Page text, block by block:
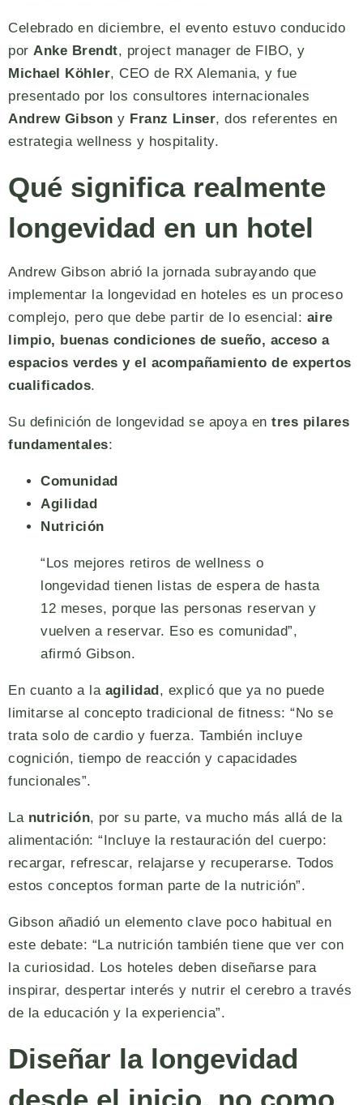
Celebrado en diciembre, el evento estuvo conducido
por Anke Brendt, project manager de FIBO, y
Michael Köhler, CEO de RX Alemania, y fue
presentado por los consultores internacionales
Andrew Gibson y Franz Linser, dos referentes en
estrategia wellness y hospitality.
Qué significa realmente
longevidad en un hotel
Andrew Gibson abrió la jornada subrayando que
implementar la longevidad en hoteles es un proceso
complejo, pero que debe partir de lo esencial: aire
limpio, buenas condiciones de sueño, acceso a
espacios verdes y el acompañamiento de expertos
cualificados.
Su definición de longevidad se apoya en tres pilares
fundamentales:
Comunidad
Agilidad
Nutrición
“Los mejores retiros de wellness o
longevidad tienen listas de espera de hasta
12 meses, porque las personas reservan y
vuelven a reservar. Eso es comunidad”,
afirmó Gibson.
En cuanto a la agilidad, explicó que ya no puede
limitarse al concepto tradicional de fitness: “No se
trata solo de cardio y fuerza. También incluye
cognición, tiempo de reacción y capacidades
funcionales”.
La nutrición, por su parte, va mucho más allá de la
alimentación: “Incluye la restauración del cuerpo:
recargar, refrescar, relajarse y recuperarse. Todos
estos conceptos forman parte de la nutrición”.
Gibson añadió un elemento clave poco habitual en
este debate: “La nutrición también tiene que ver con
la curiosidad. Los hoteles deben diseñarse para
inspirar, despertar interés y nutrir el cerebro a través
de la educación y la experiencia”.
Diseñar la longevidad